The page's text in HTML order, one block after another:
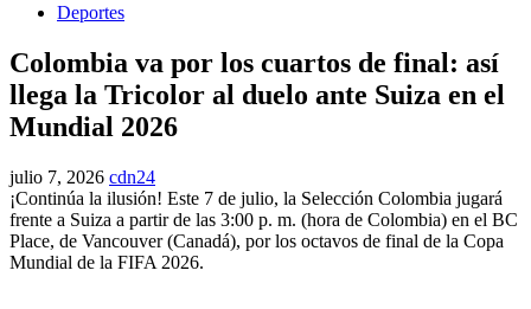
Deportes
Colombia va por los cuartos de final: así
llega la Tricolor al duelo ante Suiza en el
Mundial 2026
julio 7, 2026 cdn24
¡Continúa la ilusión! Este 7 de julio, la Selección Colombia jugará
frente a Suiza a partir de las 3:00 p. m. (hora de Colombia) en el BC
Place, de Vancouver (Canadá), por los octavos de final de la Copa
Mundial de la FIFA 2026.